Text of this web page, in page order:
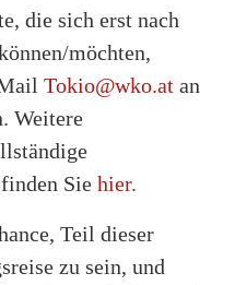
die sich erst nach
möchten,
Tokio@wko.at an
Weitere
Sie hier.
Teil dieser
zu sein, und